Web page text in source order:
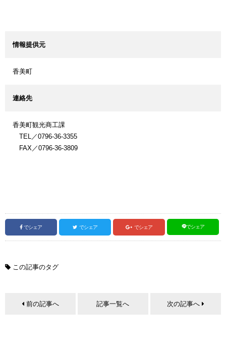
情報提供元
香美町
連絡先
香美町観光商工課
TEL／0796-36-3355
FAX／0796-36-3809
でシェア でシェア でシェア でシェア
この記事のタグ
前の記事へ 記事一覧へ 次の記事へ